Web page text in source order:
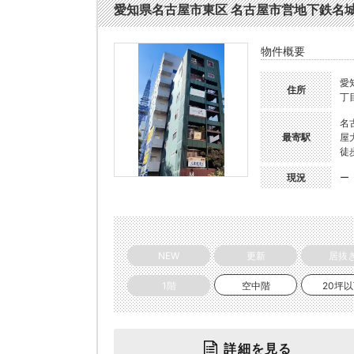
愛知県名古屋市東区 名古屋市営地下鉄
物件概要
住所
愛
丁
最寄駅
名
屋
徒
現況 ー
NEW 更新 居抜
1階 空中階 20坪
詳細を見る